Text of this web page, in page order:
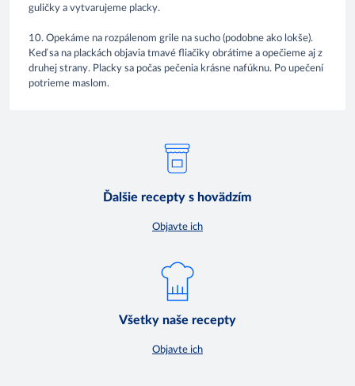
guličky a vytvarujeme placky.
10. Opekáme na rozpálenom grile na sucho (podobne ako lokše).
Keď sa na plackách objavia tmavé fliačiky obrátime a opečieme aj z
druhej strany. Placky sa počas pečenia krásne nafúknu. Po upečení
potrieme maslom.
Ďalšie recepty s hovädzím
Objavte ich
Všetky naše recepty
Objavte ich